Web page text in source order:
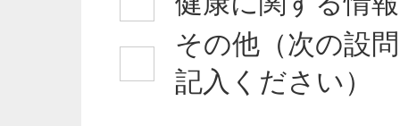
その他（次の設
記入ください）